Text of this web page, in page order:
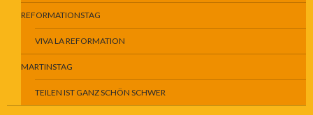
REFORMATIONSTAG
VIVA LA REFORMATION
MARTINSTAG
TEILEN IST GANZ SCHÖN SCHWER